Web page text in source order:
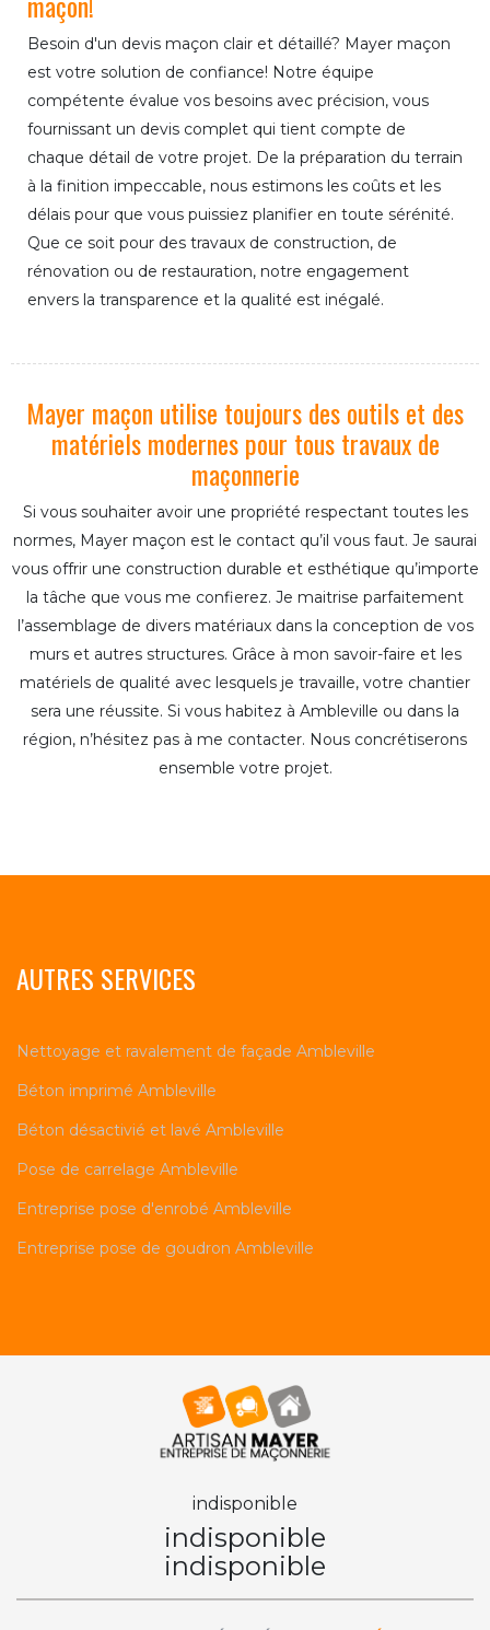
Besoin d'un devis maçon clair et détaillé? Mayer maçon
est votre solution de confiance! Notre équipe
compétente évalue vos besoins avec précision, vous
fournissant un devis complet qui tient compte de
chaque détail de votre projet. De la préparation du terrain
à la finition impeccable, nous estimons les coûts et les
délais pour que vous puissiez planifier en toute sérénité.
Que ce soit pour des travaux de construction, de
rénovation ou de restauration, notre engagement
envers la transparence et la qualité est inégalé.
Mayer maçon utilise toujours des outils et des
matériels modernes pour tous travaux de
maçonnerie
Si vous souhaiter avoir une propriété respectant toutes les
normes, Mayer maçon est le contact qu’il vous faut. Je saurai
vous offrir une construction durable et esthétique qu’importe
la tâche que vous me confierez. Je maitrise parfaitement
l’assemblage de divers matériaux dans la conception de vos
murs et autres structures. Grâce à mon savoir-faire et les
matériels de qualité avec lesquels je travaille, votre chantier
sera une réussite. Si vous habitez à Ambleville ou dans la
région, n’hésitez pas à me contacter. Nous concrétiserons
ensemble votre projet.
AUTRES SERVICES
Nettoyage et ravalement de façade Ambleville
Béton imprimé Ambleville
Béton désactivié et lavé Ambleville
Pose de carrelage Ambleville
Entreprise pose d'enrobé Ambleville
Entreprise pose de goudron Ambleville
indisponible
indisponible
indisponible